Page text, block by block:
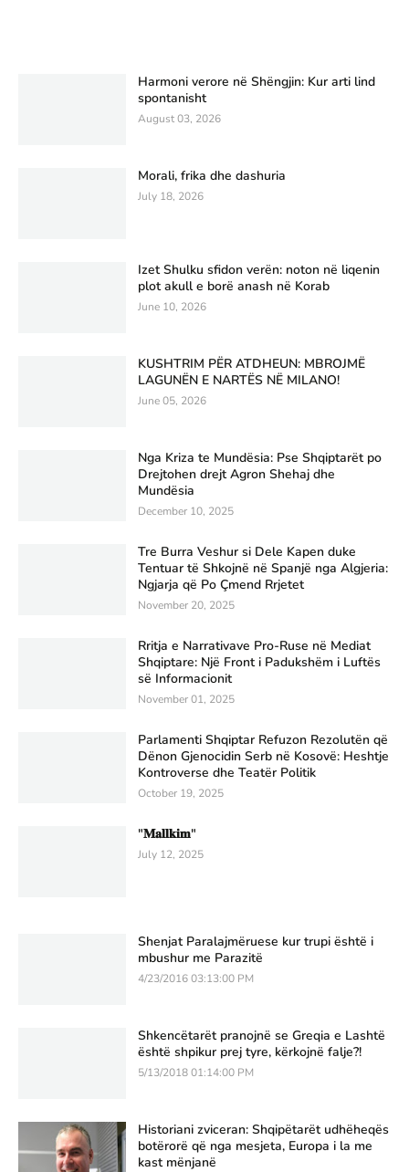
Harmoni verore në Shëngjin: Kur arti lind
spontanisht
August 03, 2026
Morali, frika dhe dashuria
July 18, 2026
Izet Shulku sfidon verën: noton në liqenin
plot akull e borë anash në Korab
June 10, 2026
KUSHTRIM PËR ATDHEUN: MBROJMË
LAGUNËN E NARTËS NË MILANO!
June 05, 2026
Nga Kriza te Mundësia: Pse Shqiptarët po
Drejtohen drejt Agron Shehaj dhe
Mundësia
December 10, 2025
Tre Burra Veshur si Dele Kapen duke
Tentuar të Shkojnë në Spanjë nga Algjeria:
Ngjarja që Po Çmend Rrjetet
November 20, 2025
Rritja e Narrativave Pro-Ruse në Mediat
Shqiptare: Një Front i Padukshëm i Luftës
së Informacionit
November 01, 2025
Parlamenti Shqiptar Refuzon Rezolutën që
Dënon Gjenocidin Serb në Kosovë: Heshtje
Kontroverse dhe Teatër Politik
October 19, 2025
"𝐌𝐚𝐥𝐥𝐤𝐢𝐦"
July 12, 2025
Shenjat Paralajmëruese kur trupi është i
mbushur me Parazitë
4/23/2016 03:13:00 PM
Shkencëtarët pranojnë se Greqia e Lashtë
është shpikur prej tyre, kërkojnë falje?!
5/13/2018 01:14:00 PM
Historiani zviceran: Shqipëtarët udhëheqës
botërorë që nga mesjeta, Europa i la me
kast mënjanë